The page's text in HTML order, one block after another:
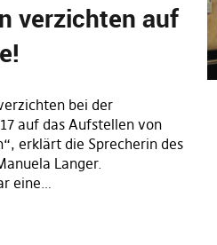
verzichten auf
bei der
auf das Aufstellen von
erklärt die Sprecherin des
Langer.
eine…